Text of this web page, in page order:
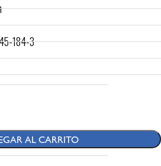
184-3
AL CARRITO